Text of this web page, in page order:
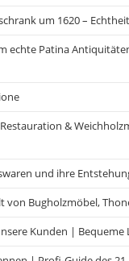
um 1620 –
echte Patina
&
und ihre
von Bugholzmöbel,
Kunden | Bequeme